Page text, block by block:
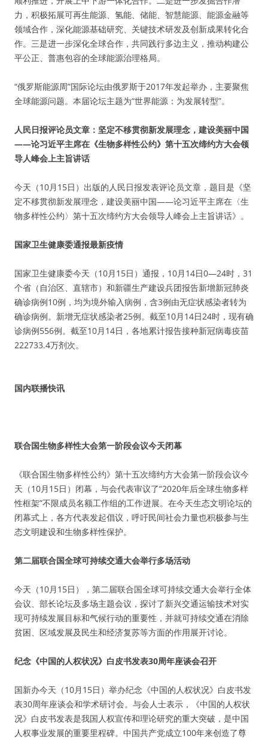
力，积极拓展可再生能源、氢能、储能、智慧能源、能源金融等
领域合作，深化能源基础研究、关键技术研发及创新成果转化合
作。三是进一步深化全球合作，共同践行多边主义，推动构建公
平公正、普惠包容的全球能源治理格局。
“俄罗斯能源周”国际论坛由俄罗斯于2017年发起举办，主要聚焦
全球能源问题。本届论坛主题为“世界能源：为发展转型”。
人民日报评论员文章：坚定不移贯彻新发展理念，建设美丽中国
——论习近平主席在《生物多样性公约》第十五次缔约方大会领
导人峰会上主旨讲话
今天（10月15日）出版的人民日报发表评论员文章，题目是《坚
定不移贯彻新发展理念，建设美丽中国——论习近平主席在〈生
物多样性公约〉第十五次缔约方大会领导人峰会上主旨讲话》。
国家卫生健康委通报最新疫情
国家卫生健康委今天（10月15日）通报，10月14日0—24时，31
个省（自治区、直辖市）和新疆生产建设兵团报告新增新冠肺炎
确诊病例10例，均为境外输入病例，含3例由无症状感染者转为
确诊病例。新增无症状感染者25例。截至10月14日24时，现有确
诊病例556例。截至10月14日，各地累计报告接种新冠病毒疫苗
222733.4万剂次。
国内联播快讯
联合国生物多样性大会第一阶段会议今天闭幕
《联合国生物多样性公约》第十五次缔约方大会第一阶段会议今
天（10月15日）闭幕，与会代表审议了“2020年后全球生物多样
性框架”不限成员名额工作组的工作进展。在今天生态文明论坛的
闭幕式上，各方代表发起倡议，呼吁民间社会力量也积极参与生
态文明建设和生物多样性保护。
第二届联合国全球可持续交通大会举行多场活动
今天（10月15日），第二届联合国全球可持续交通大会举行全体
会议、部长论坛及多场主题会议，探讨了新兴交通运输技术对实
现可持续发展目标和气候行动的重要性，并就可持续交通在消除
贫困、区域发展及民生和经济复苏等方面的作用展开讨论。
纪念《中国的人权状况》白皮书发表30周年座谈会召开
国新办今天（10月15日）举办纪念《中国的人权状况》白皮书发
表30周年座谈会和学术研讨会。与会人士表示，《中国的人权状
况》白皮书发表是我国人权宣传和理论研究的重大突破，是中国
人权事业发展的重要里程碑。中国共产党成立100年来创造了尊